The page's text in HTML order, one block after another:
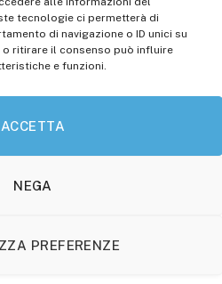
tecnologie ci permetterà di
di navigazione o ID unici su
ritirare il consenso può influire
e funzioni.
ACCETTA
NEGA
PREFERENZE